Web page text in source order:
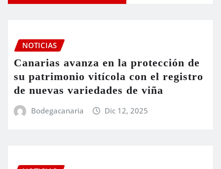
NOTICIAS
Canarias avanza en la protección de
su patrimonio vitícola con el registro
de nuevas variedades de viña
Bodegacanaria Dic 12, 2025